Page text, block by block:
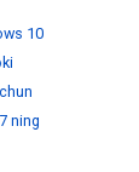
10
ning